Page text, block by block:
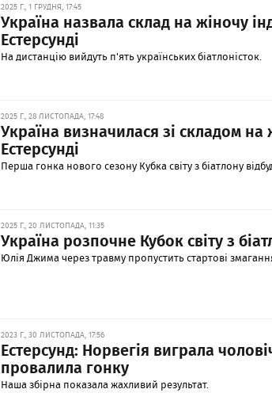
2025 Г., 1 ГРУДНЯ, 17:45
Україна назвала склад на жіночу
Естерсунді
На дистанцію вийдуть п'ять українських біатлоністок.
2025 Г., 28 ЛИСТОПАДА, 17:48
Україна визначилася зі складом на
Естерсунді
Перша гонка нового сезону Кубка світу з біатлону
2025 Г., 20 ЛИСТОПАДА, 11:35
Україна розпочне Кубок світу з
Юлія Джима через травму пропустить стартові
2023 Г., 30 ЛИСТОПАДА, 17:56
Естерсунд: Норвегія виграла
провалила гонку
Наша збірна показала жахливий результат.